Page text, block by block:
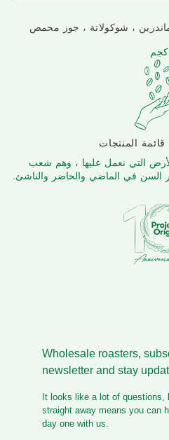
، شوكولاتة ، جوز محمص
قائمة المنتجات
للأرض التي نعمل عليها ، وهم شعب
السن في الماضي والحاضر والناشئ.